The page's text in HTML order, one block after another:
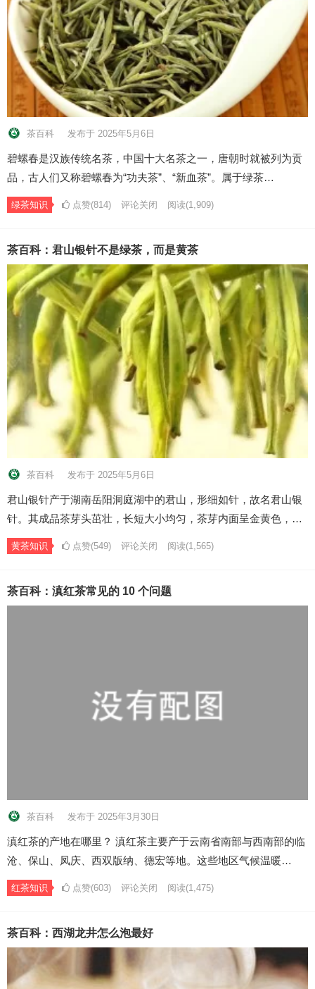
茶百科 发布于 2025年5月6日
碧螺春是汉族传统名茶，中国十大名茶之一，唐朝时就被列为贡
品，古人们又称碧螺春为“功夫茶”、“新血茶”。属于绿茶…
绿茶知识 点赞(814) 评论关闭 阅读(1,909)
茶百科：君山银针不是绿茶，而是黄茶
茶百科 发布于 2025年5月6日
君山银针产于湖南岳阳洞庭湖中的君山，形细如针，故名君山银
针。其成品茶芽头茁壮，长短大小均匀，茶芽内面呈金黄色，…
黄茶知识 点赞(549) 评论关闭 阅读(1,565)
茶百科：滇红茶常见的 10 个问题
茶百科 发布于 2025年3月30日
滇红茶的产地在哪里？ 滇红茶主要产于云南省南部与西南部的临
沧、保山、凤庆、西双版纳、德宏等地。这些地区气候温暖…
红茶知识 点赞(603) 评论关闭 阅读(1,475)
茶百科：西湖龙井怎么泡最好